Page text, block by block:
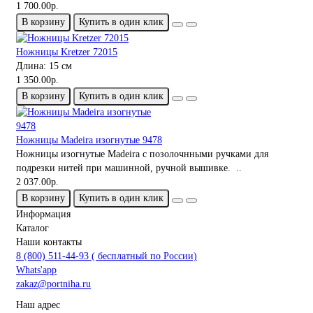
1 700.00р.
В корзину
Купить в один клик
Ножницы Kretzer 72015
Длина: 15 см
1 350.00р.
В корзину
Купить в один клик
Ножницы Madeira изогнутые 9478
Ножницы изогнутые Madeira c позолочнными ручками для
подрезки нитей при машинной, ручной вышивке. ..
2 037.00р.
В корзину
Купить в один клик
Информация
Каталог
Наши контакты
8 (800) 511-44-93 ( бесплатный по России)
Whats'app
zakaz@portniha.ru
Наш адрес